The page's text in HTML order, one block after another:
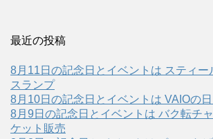
最近の投稿
8月11日の記念日とイベントは スティー
スランプ
8月10日の記念日とイベントは VAIOの
8月9日の記念日とイベントは バク転チ
ケット販売